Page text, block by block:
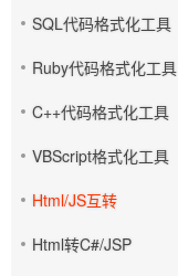
SQL代码格式化工具
Ruby代码格式化工具
C++代码格式化工具
VBScript格式化工具
Html/JS互转
Html转C#/JSP